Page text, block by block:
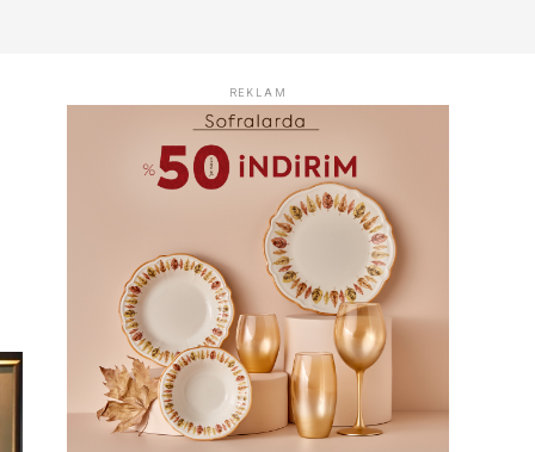
REKLAM